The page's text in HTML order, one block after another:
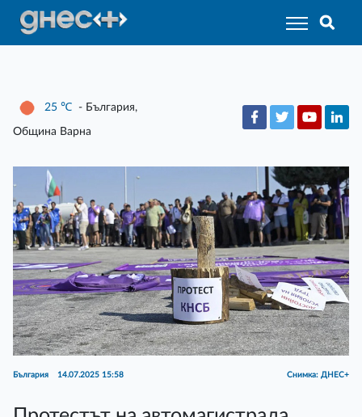
25 ℃ - България,
Община Варна
България 14.07.2025 15:58 Снимка: ДНЕС+